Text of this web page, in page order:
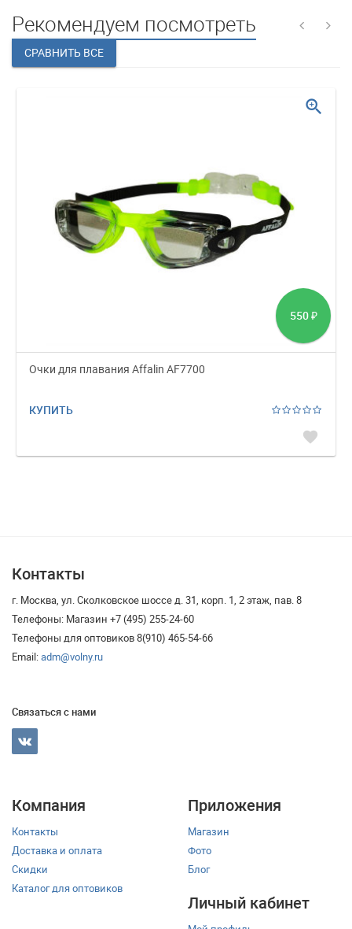
Рекомендуем посмотреть
550 ₽
Очки для плавания Affalin AF7700
КУПИТЬ
favorite
zoom_in
Контакты
г. Москва, ул. Сколковское шоссе д. 31, корп. 1, 2 этаж, пав. 8
Телефоны: Магазин +7 (495) 255-24-60
Телефоны для оптовиков 8(910) 465-54-66
Email:adm@volny.ru
Связаться с нами
Компания
Контакты
Доставка и оплата
Скидки
Каталог для оптовиков
Приложения
Магазин
Фото
Блог
Личный кабинет